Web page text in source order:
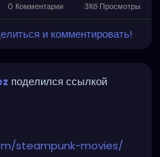
0 Комментарии 3Кб Просмотры
и комментировать!
поделился ссылкой
steampunk-movies/